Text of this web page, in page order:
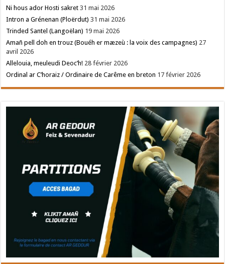
Ni hous ador Hosti sakret 31 mai 2026
Intron a Grénenan (Ploërdut) 31 mai 2026
Trinded Santel (Langoëlan) 19 mai 2026
Amañ pell doh en trouz (Bouéh er mæzeù : la voix des campagnes) 27
avril 2026
Allelouia, meuleudi Deoc’h! 28 février 2026
Ordinal ar C’horaiz / Ordinaire de Carême en breton 17 février 2026